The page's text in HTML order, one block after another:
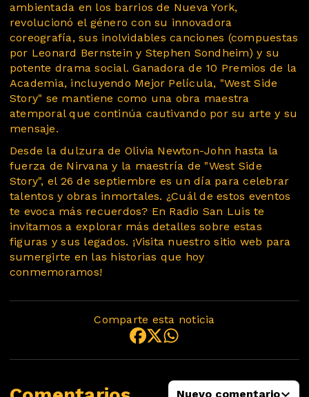
ambientada en los barrios de Nueva York,
revolucionó el género con su innovadora
coreografía, sus inolvidables canciones (compuestas
por Leonard Bernstein y Stephen Sondheim) y su
potente drama social. Ganadora de 10 Premios de la
Academia, incluyendo Mejor Película, "West Side
Story" se mantiene como una obra maestra
atemporal que continúa cautivando por su arte y su
mensaje.
Desde la dulzura de Olivia Newton-John hasta la
fuerza de Nirvana y la maestría de "West Side
Story", el 26 de septiembre es un día para celebrar
talentos y obras inmortales. ¿Cuál de estos eventos
te evoca más recuerdos? En Radio San Luis te
invitamos a explorar más detalles sobre estas
figuras y sus legados. ¡Visita nuestro sitio web para
sumergirte en las historias que hoy
conmemoramos!
Comparte esta noticia
Nuevo comentario